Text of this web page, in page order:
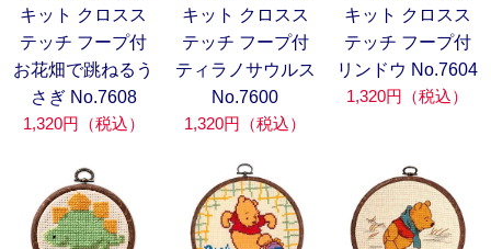
キット クロスス
テッチ フープ付
お花畑で跳ねるう
さぎ No.7608
1,320円（税込）
キット クロスス
テッチ フープ付
ティラノサウルス
No.7600
1,320円（税込）
キット クロスス
テッチ フープ付
リンドウ No.7604
1,320円（税込）